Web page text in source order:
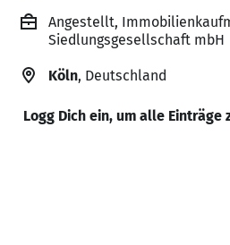
Angestellt,
Siedlungsgesellschaft mbH
Köln, Deutschland
Logg Dich ein, um alle Einträge